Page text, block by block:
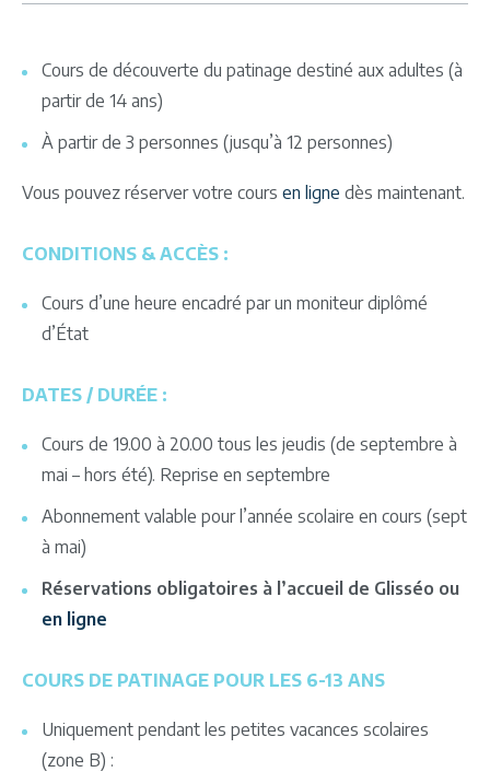
Cours de découverte du patinage destiné aux adultes (à
partir de 14 ans)
À partir de 3 personnes (jusqu’à 12 personnes)
Vous pouvez réserver votre cours en ligne dès maintenant.
CONDITIONS & ACCÈS :
Cours d’une heure encadré par un moniteur diplômé
d’État
DATES / DURÉE :
Cours de 19.00 à 20.00 tous les jeudis (de septembre à
mai – hors été). Reprise en septembre
Abonnement valable pour l’année scolaire en cours (sept
à mai)
Réservations obligatoires à l’accueil de Glisséo ou
en ligne
COURS DE PATINAGE POUR LES 6-13 ANS
Uniquement pendant les petites vacances scolaires
(zone B) :